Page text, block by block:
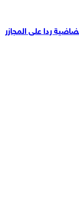
ردا على المجازر